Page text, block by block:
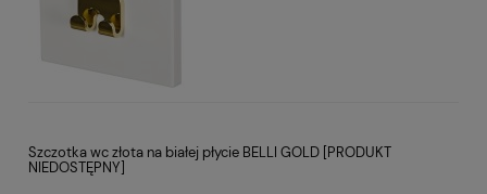
Szczotka wc złota na białej płycie BELLI GOLD [PRODUKT
NIEDOSTĘPNY]